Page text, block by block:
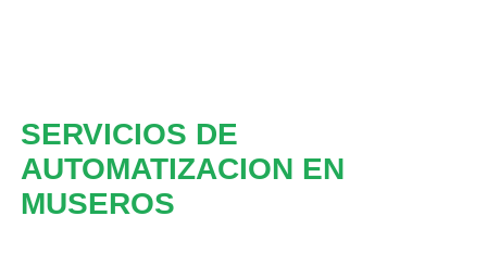
SERVICIOS DE
AUTOMATIZACION EN
MUSEROS